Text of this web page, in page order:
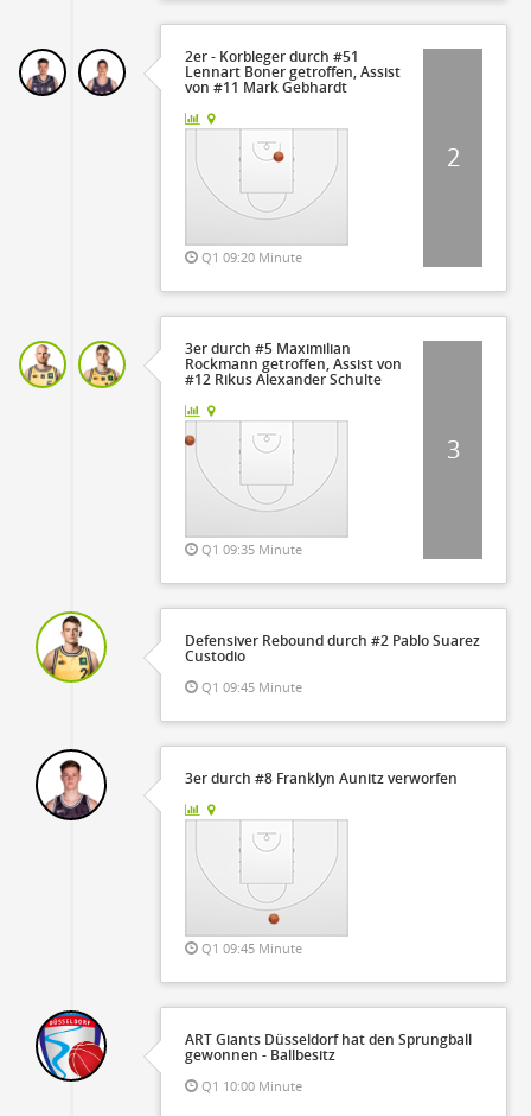
2er - Korbleger durch #51
Lennart Boner getroffen, Assist
von #11 Mark Gebhardt
Q1 09:20 Minute
2
3er durch #5 Maximilian
Rockmann getroffen, Assist von
#12 Rikus Alexander Schulte
Q1 09:35 Minute
3
Defensiver Rebound durch #2 Pablo Suarez
Custodio
Q1 09:45 Minute
3er durch #8 Franklyn Aunitz verworfen
Q1 09:45 Minute
ART Giants Düsseldorf hat den Sprungball
gewonnen - Ballbesitz
Q1 10:00 Minute